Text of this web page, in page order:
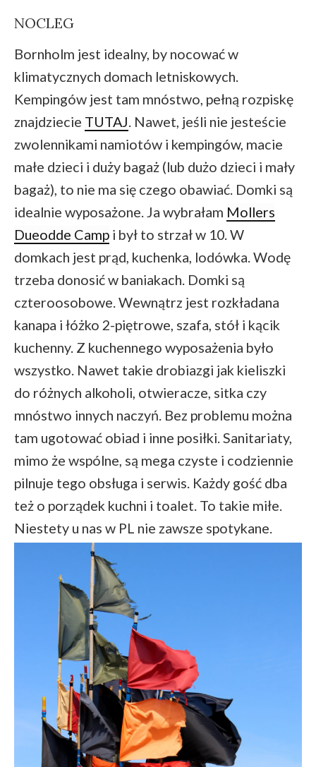
NOCLEG
Bornholm jest idealny, by nocować w
klimatycznych domach letniskowych.
Kempingów jest tam mnóstwo, pełną rozpiskę
znajdziecie TUTAJ. Nawet, jeśli nie jesteście
zwolennikami namiotów i kempingów, macie
małe dzieci i duży bagaż (lub dużo dzieci i mały
bagaż), to nie ma się czego obawiać. Domki są
idealnie wyposażone. Ja wybrałam Mollers
Dueodde Camp i był to strzał w 10. W
domkach jest prąd, kuchenka, lodówka. Wodę
trzeba donosić w baniakach. Domki są
czteroosobowe. Wewnątrz jest rozkładana
kanapa i łóżko 2-piętrowe, szafa, stół i kącik
kuchenny. Z kuchennego wyposażenia było
wszystko. Nawet takie drobiazgi jak kieliszki
do różnych alkoholi, otwieracze, sitka czy
mnóstwo innych naczyń. Bez problemu można
tam ugotować obiad i inne posiłki. Sanitariaty,
mimo że wspólne, są mega czyste i codziennie
pilnuje tego obsługa i serwis. Każdy gość dba
też o porządek kuchni i toalet. To takie miłe.
Niestety u nas w PL nie zawsze spotykane.